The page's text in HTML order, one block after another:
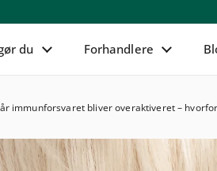
du Forhandlere
immunforsvaret bliver overaktiveret –